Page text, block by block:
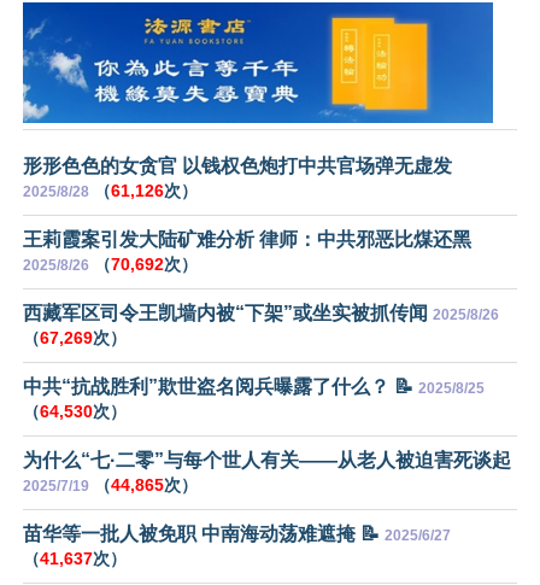
形形色色的女贪官 以钱权色炮打中共官场弹无虚发
2025/8/28 （61,126次）
王莉霞案引发大陆矿难分析 律师：中共邪恶比煤还黑
2025/8/26 （70,692次）
西藏军区司令王凯墙内被“下架”或坐实被抓传闻 2025/8/26
（67,269次）
中共“抗战胜利”欺世盗名阅兵曝露了什么？ 📝 2025/8/25
（64,530次）
为什么“七·二零”与每个世人有关——从老人被迫害死谈起
2025/7/19 （44,865次）
苗华等一批人被免职 中南海动荡难遮掩 📝 2025/6/27
（41,637次）